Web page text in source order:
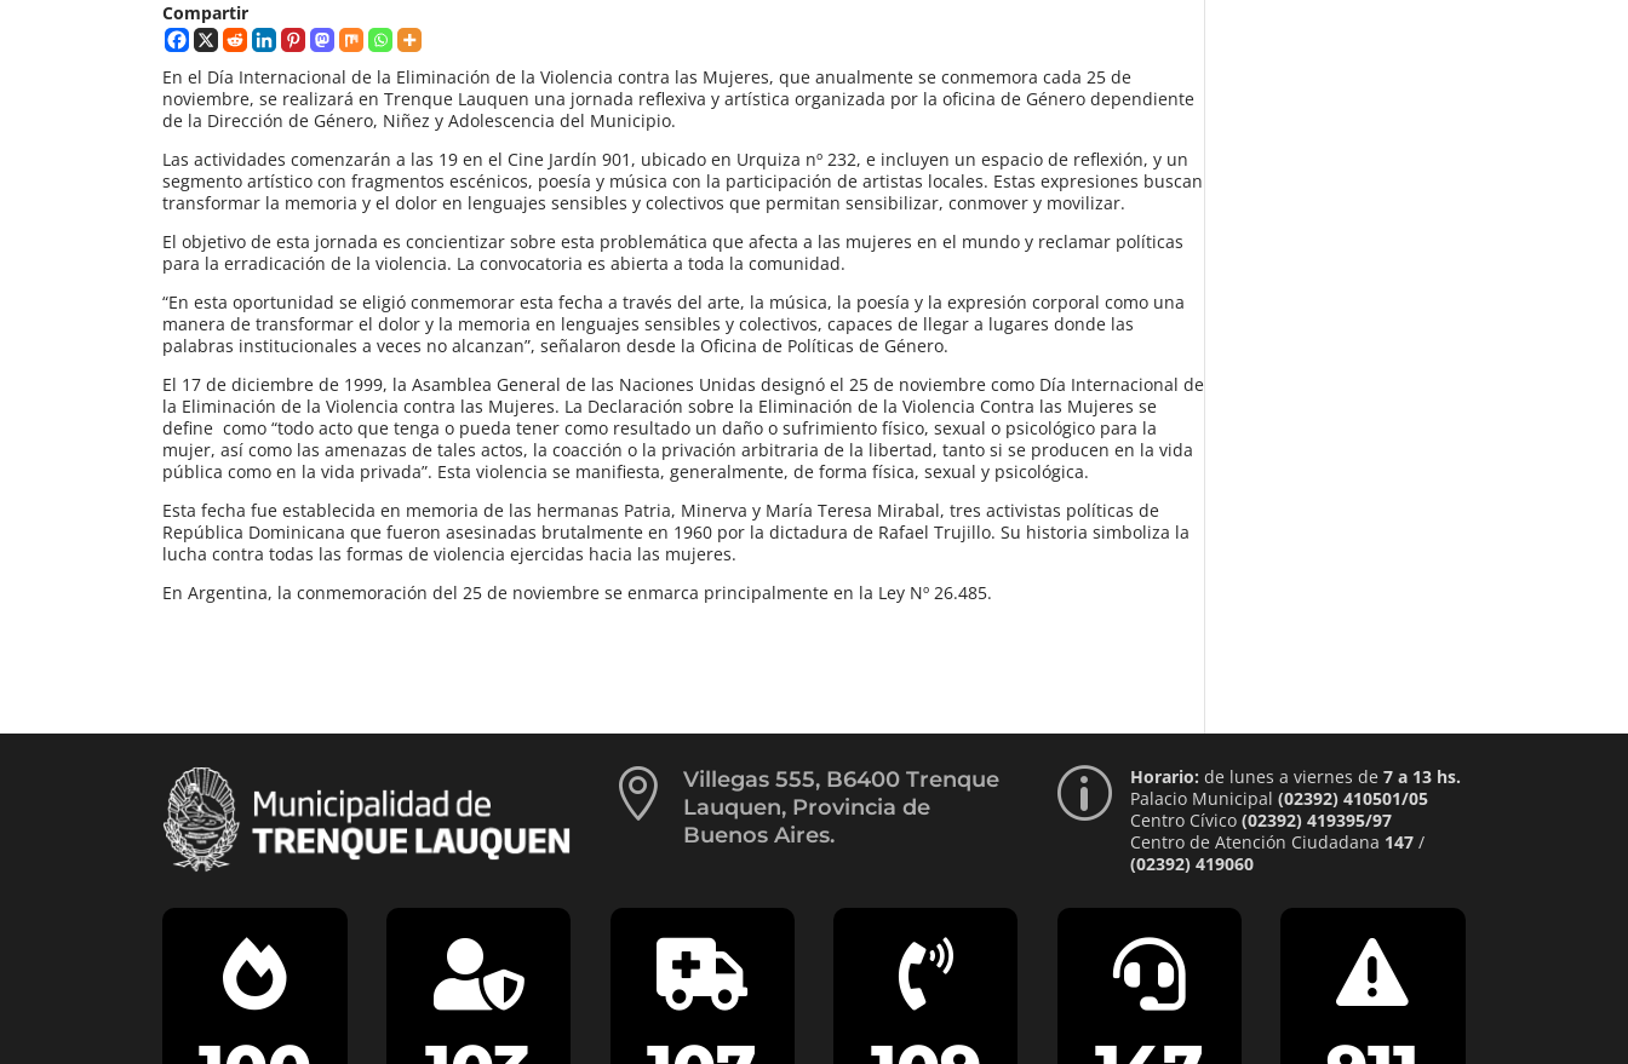
Compartir
En el Día Internacional de la Eliminación de la Violencia contra las Mujeres, que anualmente se conmemora cada 25 de
noviembre, se realizará en Trenque Lauquen una jornada reflexiva y artística organizada por la oficina de Género dependiente
de la Dirección de Género, Niñez y Adolescencia del Municipio.
Las actividades comenzarán a las 19 en el Cine Jardín 901, ubicado en Urquiza nº 232, e incluyen un espacio de reflexión, y un
segmento artístico con fragmentos escénicos, poesía y música con la participación de artistas locales. Estas expresiones buscan
transformar la memoria y el dolor en lenguajes sensibles y colectivos que permitan sensibilizar, conmover y movilizar.
El objetivo de esta jornada es concientizar sobre esta problemática que afecta a las mujeres en el mundo y reclamar políticas
para la erradicación de la violencia. La convocatoria es abierta a toda la comunidad.
“En esta oportunidad se eligió conmemorar esta fecha a través del arte, la música, la poesía y la expresión corporal como una
manera de transformar el dolor y la memoria en lenguajes sensibles y colectivos, capaces de llegar a lugares donde las
palabras institucionales a veces no alcanzan”, señalaron desde la Oficina de Políticas de Género.
El 17 de diciembre de 1999, la Asamblea General de las Naciones Unidas designó el 25 de noviembre como Día Internacional de
la Eliminación de la Violencia contra las Mujeres. La Declaración sobre la Eliminación de la Violencia Contra las Mujeres se
define como “todo acto que tenga o pueda tener como resultado un daño o sufrimiento físico, sexual o psicológico para la
mujer, así como las amenazas de tales actos, la coacción o la privación arbitraria de la libertad, tanto si se producen en la vida
pública como en la vida privada”. Esta violencia se manifiesta, generalmente, de forma física, sexual y psicológica.
Esta fecha fue establecida en memoria de las hermanas Patria, Minerva y María Teresa Mirabal, tres activistas políticas de
República Dominicana que fueron asesinadas brutalmente en 1960 por la dictadura de Rafael Trujillo. Su historia simboliza la
lucha contra todas las formas de violencia ejercidas hacia las mujeres.
En Argentina, la conmemoración del 25 de noviembre se enmarca principalmente en la Ley Nº 26.485.

Villegas 555, B6400 Trenque
Lauquen, Provincia de
Buenos Aires.
p Horario: de lunes a viernes de 7 a 13 hs.
Palacio Municipal (02392) 410501/05
Centro Cívico (02392) 419395/97
Centro de Atención Ciudadana 147/
(02392) 419060
     